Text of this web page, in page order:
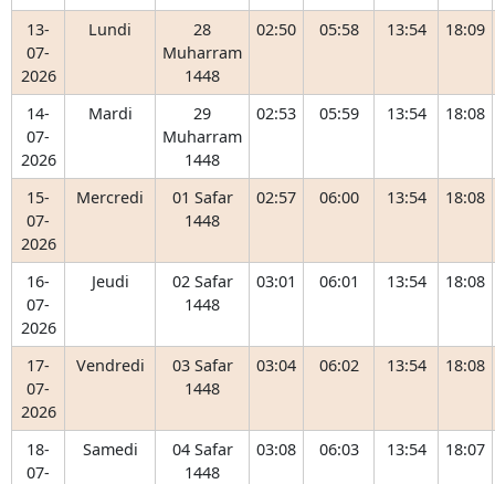
13-
07-
2026
Lundi
28
Muharram
1448
02:50 05:58 13:54 18:09
14-
07-
2026
Mardi
29
Muharram
1448
02:53 05:59 13:54 18:08
15-
07-
2026
Mercredi
01 Safar
1448
02:57 06:00 13:54 18:08
16-
07-
2026
Jeudi
02 Safar
1448
03:01 06:01 13:54 18:08
17-
07-
2026
Vendredi
03 Safar
1448
03:04 06:02 13:54 18:08
18-
07-
Samedi
04 Safar
1448
03:08 06:03 13:54 18:07